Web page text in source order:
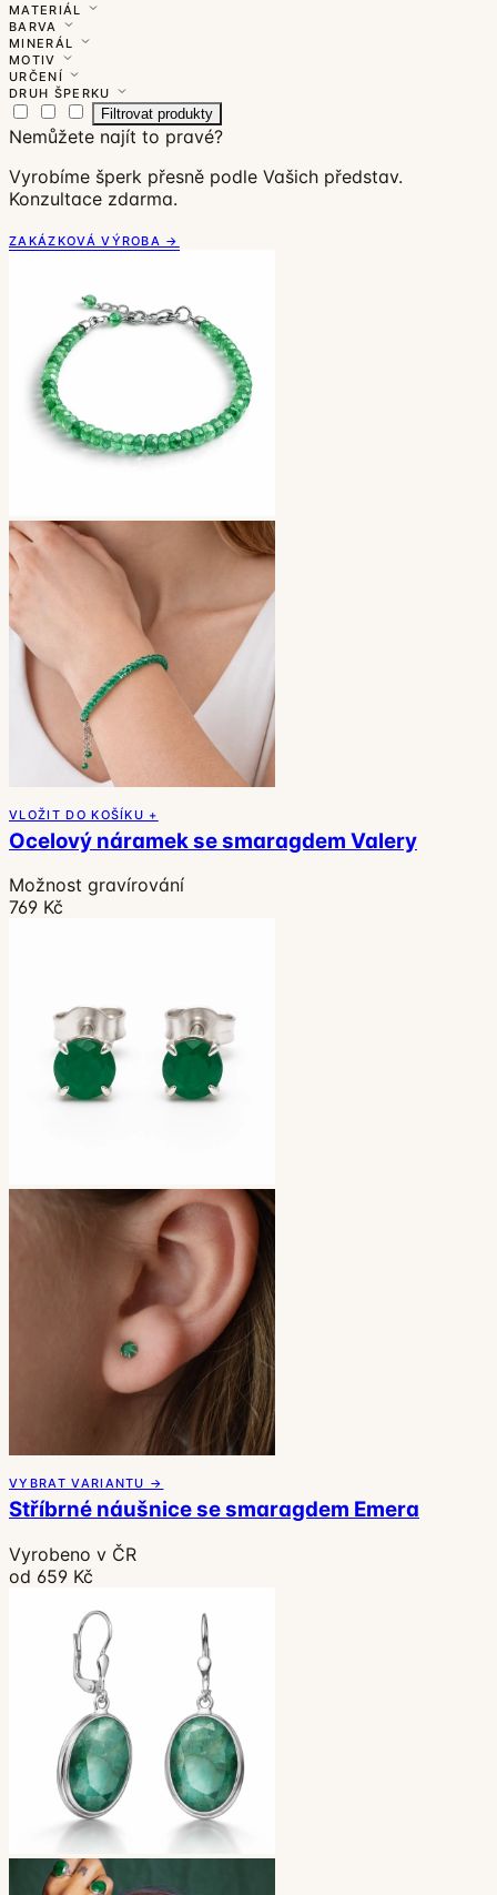
MATERIÁL
BARVA
MINERÁL
MOTIV
URČENÍ
DRUH ŠPERKU
Filtrovat produkty
Nemůžete najít to pravé?
Vyrobíme šperk přesně podle Vašich představ.
Konzultace zdarma.
ZAKÁZKOVÁ VÝROBA →
VLOŽIT DO KOŠÍKU +
Ocelový náramek se smaragdem Valery
Možnost gravírování
769 Kč
VYBRAT VARIANTU →
Stříbrné náušnice se smaragdem Emera
Vyrobeno v ČR
od 659 Kč